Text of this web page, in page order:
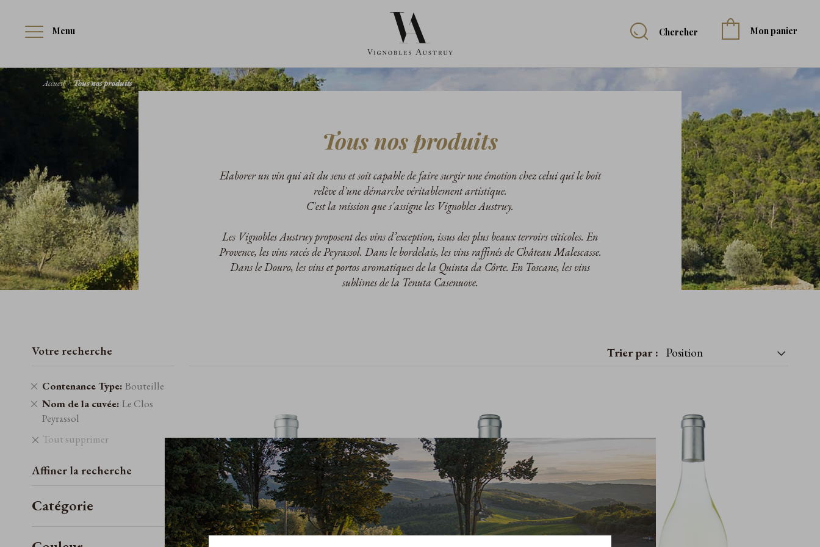
Menu Mon panier
Chercher
Tous nos produits
Elaborer un vin qui ait du sens et soit capable de faire surgir une émotion chez celui qui le boit
relève d'une démarche véritablement artistique.
C'est la mission que s'assigne les Vignobles Austruy.
Les Vignobles Austruy proposent des vins d’exception, issus des plus beaux terroirs viticoles. En
Provence, les vins racés de Peyrassol. Dans le bordelais, les vins raffinés de Château Malescasse.
Dans le Douro, les vins et portos aromatiques de la Quinta da Côrte. En Toscane, les vins
sublimes de la Tenuta Casenuove.
Accueil Tous nos produits
Trier par
Votre recherche
Contenance Type Bouteille
Retirer
cet
élément
Nom de la cuvée Le Clos
Peyrassol
Retirer
cet
Tout supprimer
Affiner la recherche
Catégorie